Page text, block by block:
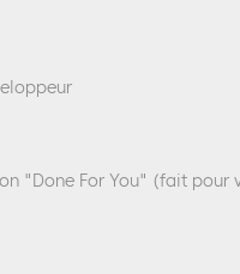
"Done For You" (fait pour